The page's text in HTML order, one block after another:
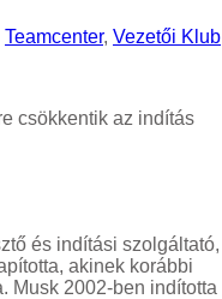
Teamcenter, Vezetői Klub
csökkentik az indítás
és indítási szolgáltató,
akinek korábbi
Musk 2002-ben indította